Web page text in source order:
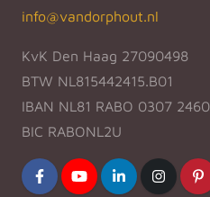
info@vandorphout.nl
KvK Den Haag 27090498
BTW NL815442415.B01
IBAN NL81 RABO 0307
BIC RABONL2U